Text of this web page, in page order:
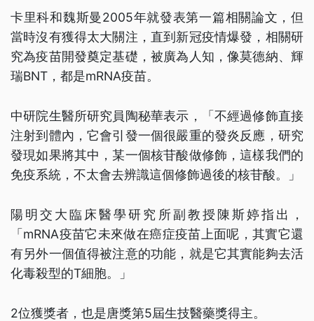
卡里科和魏斯曼2005年就發表第一篇相關論文，但
當時沒有獲得太大關注，直到新冠疫情爆發，相關研
究為疫苗開發奠定基礎，被廣為人知，像莫德納、輝
瑞BNT，都是mRNA疫苗。
中研院生醫所研究員陶秘華表示，「不經過修飾直接
注射到體內，它會引發一個很嚴重的發炎反應，研究
發現如果將其中，某一個核苷酸做修飾，這樣我們的
免疫系統，不太會去辨識這個修飾過後的核苷酸。」
陽明交大臨床醫學研究所副教授陳斯婷指出，
「mRNA疫苗它未來做在癌症疫苗上面呢，其實它還
有另外一個值得被注意的功能，就是它其實能夠去活
化毒殺型的T細胞。」
2位獲獎者，也是唐獎第5屆生技醫藥獎得主。